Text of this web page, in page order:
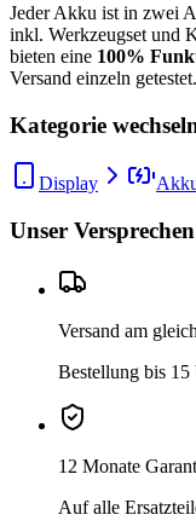
Jeder Akku ist in zwei
inkl. Werkzeugset und
bieten eine 100%
Versand einzeln getestet.
Kategorie
Display
Unser Versprechen
Versand am
Bestellung bis 15
12 Monate
Auf alle